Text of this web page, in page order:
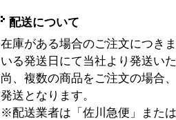
配送について
在庫がある場合のご注文につき
いる発送日にて当社より発送い
尚、複数の商品をご注文の場合
発送となります。
※配送業者は「佐川急便」また